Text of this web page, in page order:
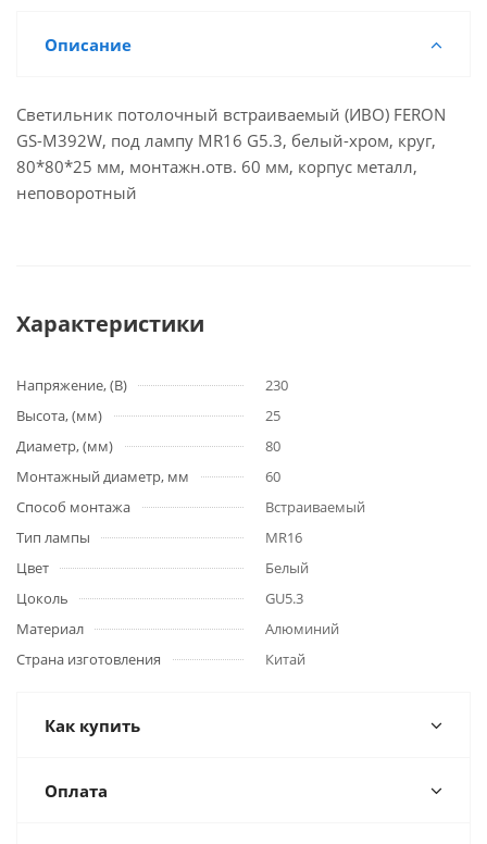
Описание
Светильник потолочный встраиваемый (ИВО) FERON
GS-M392W, под лампу MR16 G5.3, белый-хром, круг,
80*80*25 мм, монтажн.отв. 60 мм, корпус металл,
неповоротный
Характеристики
Напряжение, (В)
230
Высота, (мм)
25
Диаметр, (мм)
80
Монтажный диаметр, мм
60
Способ монтажа
Встраиваемый
Тип лампы
MR16
Цвет
Белый
Цоколь
GU5.3
Материал
Алюминий
Страна изготовления
Китай
Как купить
Оплата